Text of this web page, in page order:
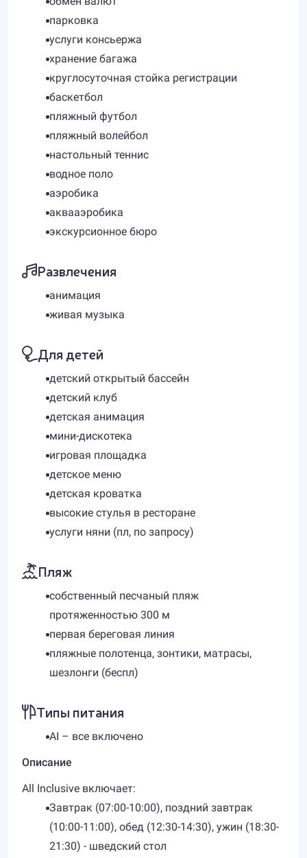
парковка
услуги консьержа
хранение багажа
круглосуточная стойка регистрации
баскетбол
пляжный футбол
пляжный волейбол
настольный теннис
водное поло
аэробика
аквааэробика
экскурсионное бюро
Развлечения
анимация
живая музыка
Для детей
детский открытый бассейн
детский клуб
детская анимация
мини-дискотека
игровая площадка
детское меню
детская кроватка
высокие стулья в ресторане
услуги няни (пл, по запросу)
Пляж
собственный песчаный пляж
протяженностью 300 м
первая береговая линия
пляжные полотенца, зонтики, матрасы,
шезлонги (беспл)
Типы питания
AI – все включено
Описание
All Inclusive включает:
Завтрак (07:00-10:00), поздний завтрак
(10:00-11:00), обед (12:30-14:30), ужин (18:30-
21:30) - шведский стол